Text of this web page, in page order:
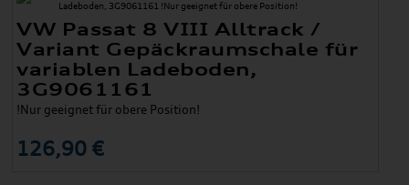
VW Passat 8 VIII Alltrack /
Variant Gepäckraumschale für
variablen Ladeboden,
3G9061161
!Nur geeignet für obere Position!
126,90 €